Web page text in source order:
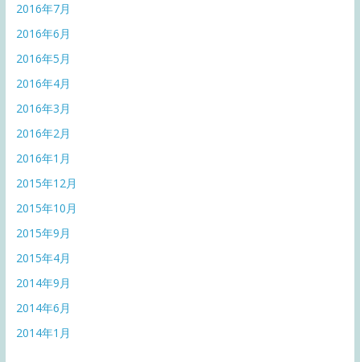
2016年7月
2016年6月
2016年5月
2016年4月
2016年3月
2016年2月
2016年1月
2015年12月
2015年10月
2015年9月
2015年4月
2014年9月
2014年6月
2014年1月